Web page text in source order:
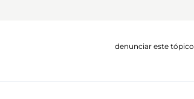
denunciar este tópico